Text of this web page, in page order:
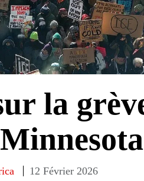
la
12 Février 2026